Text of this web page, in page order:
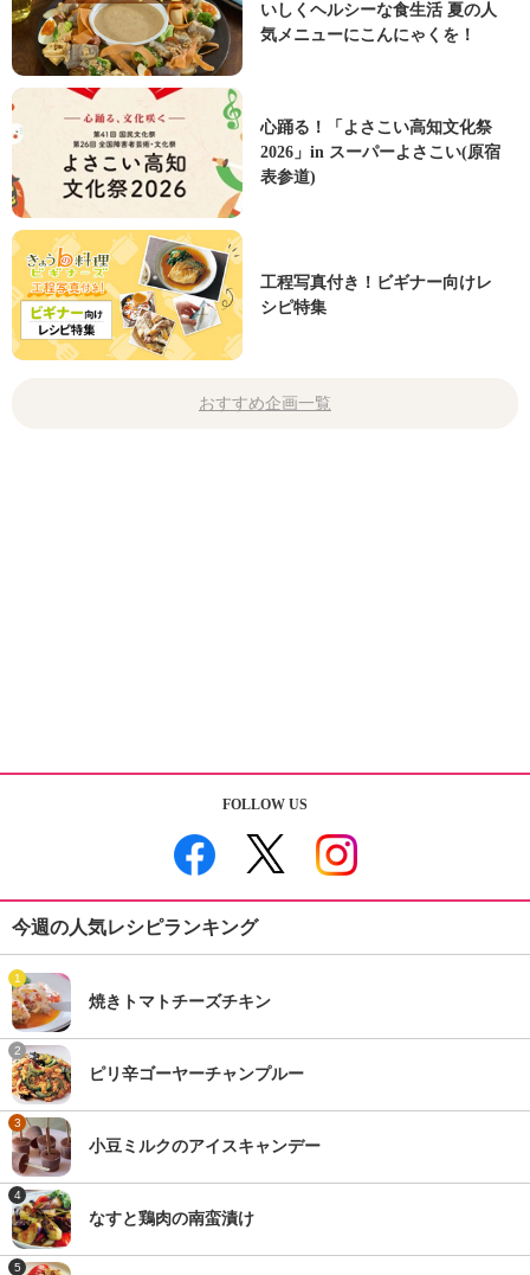
いしくヘルシーな食生活 夏の人
気メニューにこんにゃくを！
心踊る！「よさこい高知文化祭
2026」in スーパーよさこい(原宿
表参道)
工程写真付き！ビギナー向けレ
シピ特集
おすすめ企画一覧
FOLLOW US
今週の人気レシピランキング
1
焼きトマトチーズチキン
2
ピリ辛ゴーヤーチャンプルー
3
小豆ミルクのアイスキャンデー
4
なすと鶏肉の南蛮漬け
5